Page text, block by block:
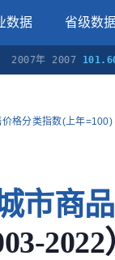
数据 省级数
年 2007 101.60
格分类指数(上年=100)
市商
2022